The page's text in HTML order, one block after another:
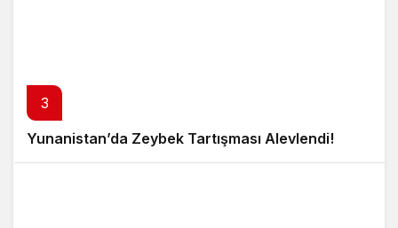
3
Yunanistan’da Zeybek Tartışması Alevlendi!